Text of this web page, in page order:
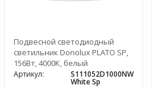
Подвесной светодиодный
светильник Donolux PLATO SP,
156Вт, 4000К, белый
Артикул: S111052D1000NW
White Sp